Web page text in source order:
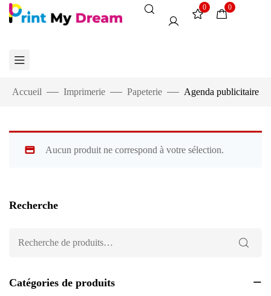
0 0
Accueil Imprimerie Papeterie Agenda publicitaire
Aucun produit ne correspond à votre sélection.
Recherche
Catégories de produits